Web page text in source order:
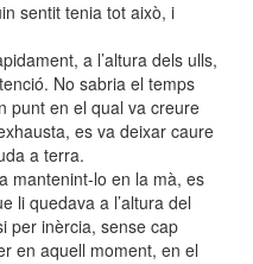
sentit tenia tot això, i
a l’altura dels ulls,
No sabria el temps
punt en el qual va creure
es va deixar caure
a terra.
mantenint-lo en la mà, es
li quedava a l’altura del
per inèrcia, sense cap
en aquell moment, en el